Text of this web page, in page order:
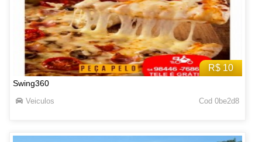
R$ 10
Swing360
Veiculos Cod 0be2d8